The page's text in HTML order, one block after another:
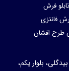
فرش
افشان
بلوار یکم،